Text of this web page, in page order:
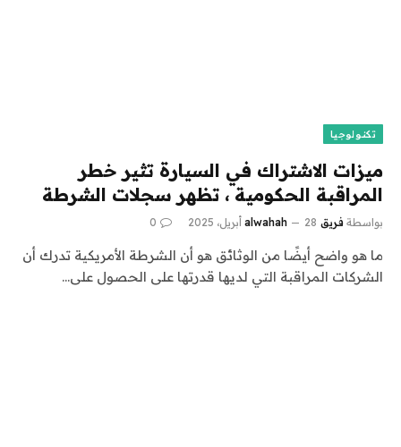
تكنولوجيا
ميزات الاشتراك في السيارة تثير خطر
المراقبة الحكومية ، تظهر سجلات الشرطة
بواسطة فريق alwahah 28 أبريل، 2025 0
ما هو واضح أيضًا من الوثائق هو أن الشرطة الأمريكية تدرك أن
الشركات المراقبة التي لديها قدرتها على الحصول على…